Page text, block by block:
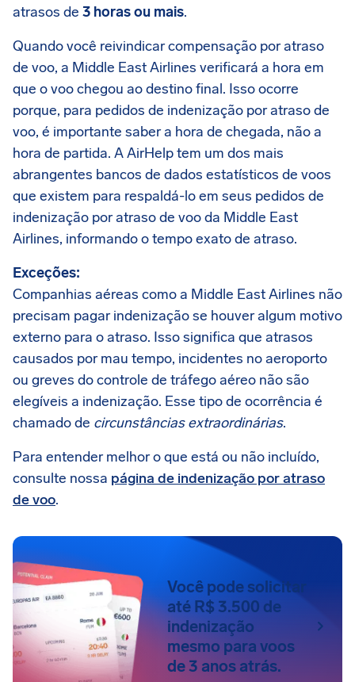
atrasos de 3 horas ou mais.
Quando você reivindicar compensação por atraso
de voo, a Middle East Airlines verificará a hora em
que o voo chegou ao destino final. Isso ocorre
porque, para pedidos de indenização por atraso de
voo, é importante saber a hora de chegada, não a
hora de partida. A AirHelp tem um dos mais
abrangentes bancos de dados estatísticos de voos
que existem para respaldá-lo em seus pedidos de
indenização por atraso de voo da Middle East
Airlines, informando o tempo exato de atraso.
Exceções:
Companhias aéreas como a Middle East Airlines não
precisam pagar indenização se houver algum motivo
externo para o atraso. Isso significa que atrasos
causados por mau tempo, incidentes no aeroporto
ou greves do controle de tráfego aéreo não são
elegíveis a indenização. Esse tipo de ocorrência é
chamado de circunstâncias extraordinárias.
Para entender melhor o que está ou não incluído,
consulte nossa página de indenização por atraso
de voo.
Você pode solicitar
até R$ 3.500 de
indenização
mesmo para voos
de 3 anos atrás.